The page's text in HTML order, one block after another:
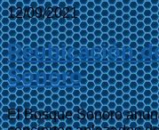
12/09/2021
Reubicación
Sonoro
El Bosque Sonoro